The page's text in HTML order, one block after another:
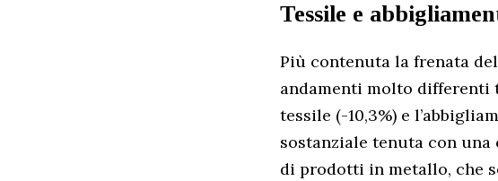
Tessile e
Più contenuta la frenata
andamenti molto differenti
tessile (-10,3%) e
sostanziale tenuta con una
di prodotti in metallo, che